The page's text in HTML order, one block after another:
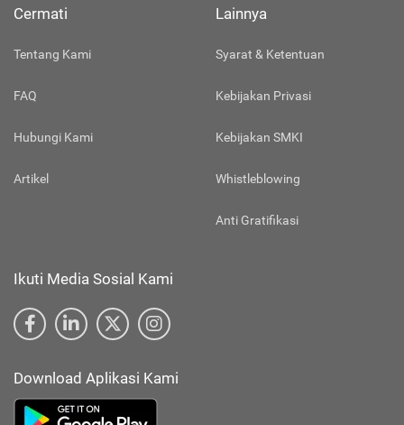
Cermati
Tentang Kami
FAQ
Hubungi Kami
Artikel
Lainnya
Syarat & Ketentuan
Kebijakan Privasi
Kebijakan SMKI
Whistleblowing
Anti Gratifikasi
Ikuti Media Sosial Kami
Download Aplikasi Kami